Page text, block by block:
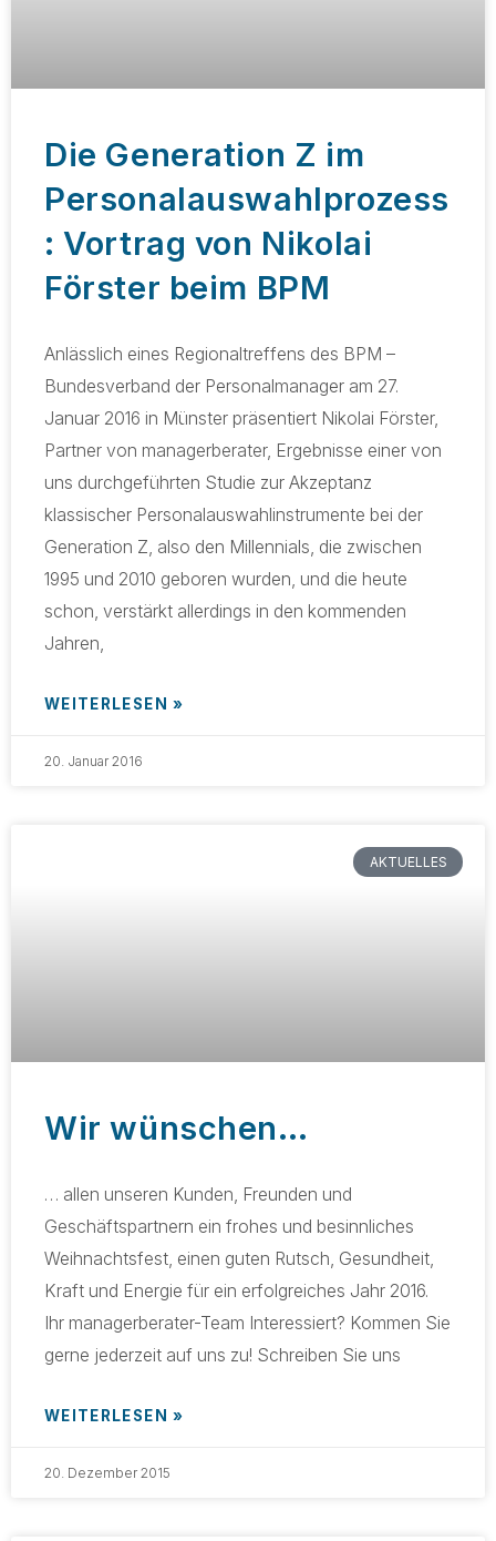
Die Generation Z im
Personalauswahlprozess
: Vortrag von Nikolai
Förster beim BPM
Anlässlich eines Regionaltreffens des BPM –
Bundesverband der Personalmanager am 27.
Januar 2016 in Münster präsentiert Nikolai Förster,
Partner von managerberater, Ergebnisse einer von
uns durchgeführten Studie zur Akzeptanz
klassischer Personalauswahlinstrumente bei der
Generation Z, also den Millennials, die zwischen
1995 und 2010 geboren wurden, und die heute
schon, verstärkt allerdings in den kommenden
Jahren,
WEITERLESEN »
20. Januar 2016
AKTUELLES
Wir wünschen…
… allen unseren Kunden, Freunden und
Geschäftspartnern ein frohes und besinnliches
Weihnachtsfest, einen guten Rutsch, Gesundheit,
Kraft und Energie für ein erfolgreiches Jahr 2016.
Ihr managerberater-Team Interessiert? Kommen Sie
gerne jederzeit auf uns zu! Schreiben Sie uns
WEITERLESEN »
20. Dezember 2015